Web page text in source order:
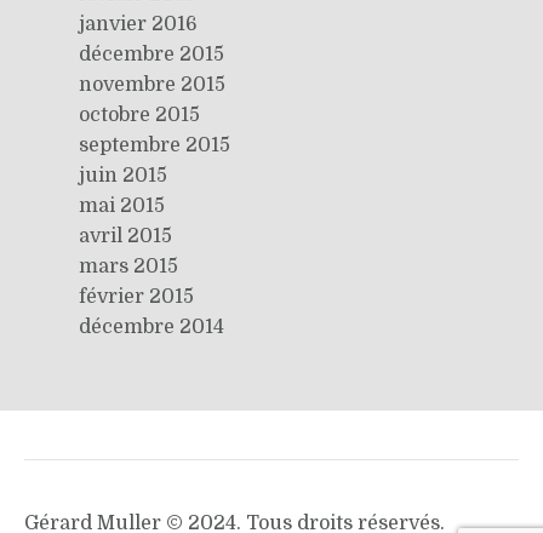
janvier 2016
décembre 2015
novembre 2015
octobre 2015
septembre 2015
juin 2015
mai 2015
avril 2015
mars 2015
février 2015
décembre 2014
Gérard Muller © 2024. Tous droits réservés.